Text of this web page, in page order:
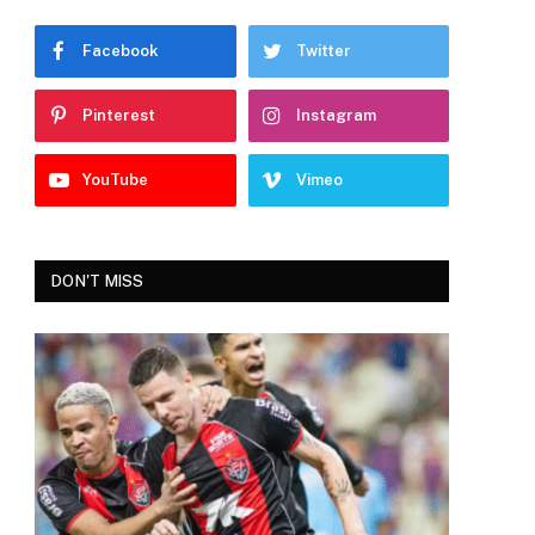
Facebook Twitter
Pinterest Instagram
YouTube Vimeo
DON'T MISS